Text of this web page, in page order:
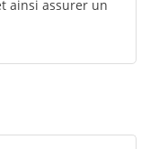
ainsi assurer un